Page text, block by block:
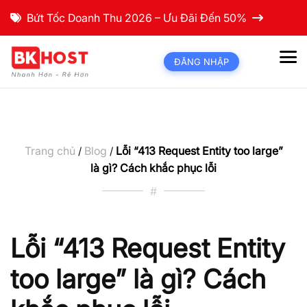
Bứt Tốc Doanh Thu 2026 – Ưu Đãi Đến 50%
ĐĂNG NHẬP
Trang chủ / Blog / Lỗi “413 Request Entity too large”
là gì? Cách khắc phục lỗi
#
Lỗi “413 Request Entity
too large” là gì? Cách